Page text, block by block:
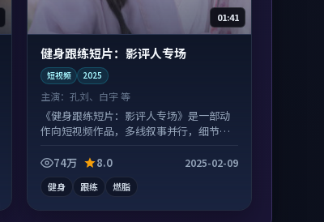
01:41
健身跟练短片：影评人专场
短视频 2025
主演：孔刘、白宇 等
《健身跟练短片：影评人专场》是一部动
作向短视频作品，多线叙事并行，细节值
74万
8.0 2025-02-09
健身 跟练 燃脂